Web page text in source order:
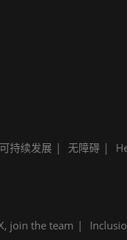
可持续发展 无障碍
join the team